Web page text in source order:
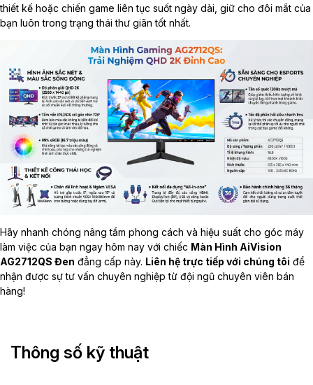
thiết kế hoặc chiến game liên tục suốt ngày dài, giữ cho đôi mắt của
bạn luôn trong trạng thái thư giãn tốt nhất.
Hãy nhanh chóng nâng tầm phong cách và hiệu suất cho góc máy
làm việc của bạn ngay hôm nay với chiếc Màn Hình AiVision
AG2712QS Đen đẳng cấp này. Liên hệ trực tiếp với chúng tôi để
nhận được sự tư vấn chuyên nghiệp từ đội ngũ chuyên viên bán
hàng!
Thông số kỹ thuật